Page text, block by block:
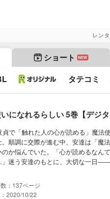
レン
ショート NEW
タテコミ
になれるらしい 5巻【デジタ
貞で「触れた人の心が読める」魔法
。順調に交際が進む中、安達は「魔
のか悩んでいた。「心が読めるなん
迷う安達のもとに、大切な一日
137
2020/10/22